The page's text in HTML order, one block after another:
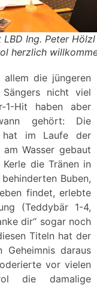
Ing. Peter Hölzl
herzlich
die jüngeren
nicht viel
1-Hit haben aber
gehört: Die
im Laufe der
Wasser gebaut
die Tränen in
Buben,
findet, erlebte
(Teddybär 1-4,
dir“ sogar noch
Titeln hat der
daraus
vor vielen
die damalige